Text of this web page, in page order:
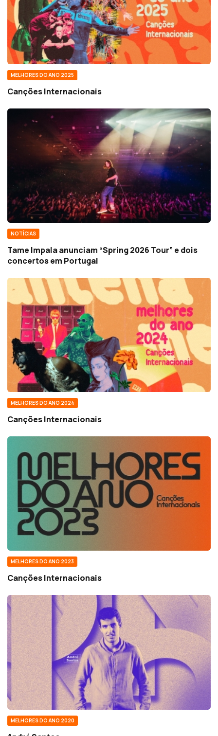
MELHORES DO ANO 2025
Canções Internacionais
NOTÍCIAS
Tame Impala anunciam “Spring 2026 Tour” e dois
concertos em Portugal
MELHORES DO ANO 2024
Canções Internacionais
MELHORES DO ANO 2023
Canções Internacionais
MELHORES DO ANO 2020